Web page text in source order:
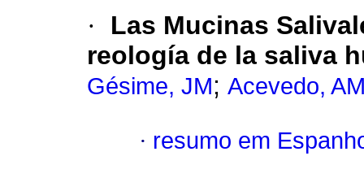
·
Las Mucinas
reología de la saliva
Gésime, JM; Acevedo,
· resumo em